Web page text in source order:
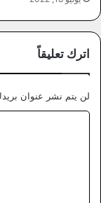
اترك تعليقاً
لن يتم نشر عنوان